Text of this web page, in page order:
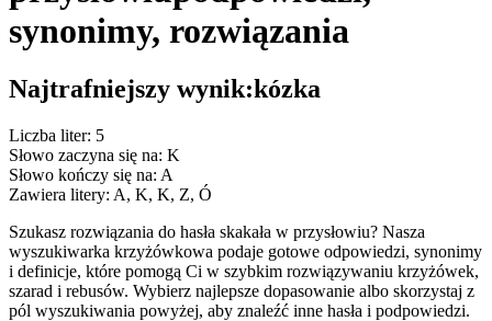
synonimy, rozwiązania
Najtrafniejszy wynik:kózka
Liczba liter: 5
Słowo zaczyna się na: K
Słowo kończy się na: A
Zawiera litery: A, K, K, Z, Ó
Szukasz rozwiązania do hasła skakała w przysłowiu? Nasza
wyszukiwarka krzyżówkowa podaje gotowe odpowiedzi, synonimy
i definicje, które pomogą Ci w szybkim rozwiązywaniu krzyżówek,
szarad i rebusów. Wybierz najlepsze dopasowanie albo skorzystaj z
pól wyszukiwania powyżej, aby znaleźć inne hasła i podpowiedzi.